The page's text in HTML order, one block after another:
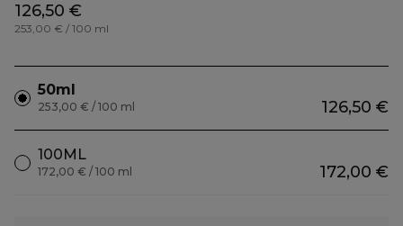
126,50 €
253,00 € / 100 ml
50ml
126,50 €
253,00 € / 100 ml
100ML
172,00 €
172,00 € / 100 ml